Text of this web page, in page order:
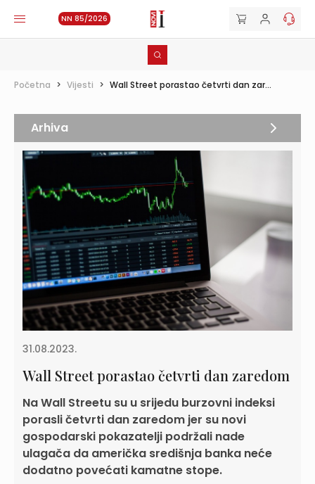
NN 85/2026
Početna > Vijesti > Wall Street porastao četvrti dan zar...
31.08.2023.
Wall Street porastao četvrti dan zaredom
Na Wall Streetu su u srijedu burzovni indeksi
porasli četvrti dan zaredom jer su novi
gospodarski pokazatelji podržali nade
ulagača da američka središnja banka neće
dodatno povećati kamatne stope.
Arhiva